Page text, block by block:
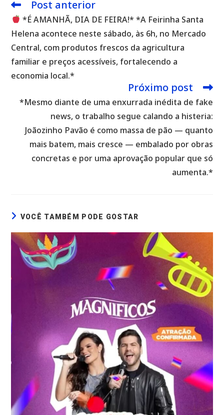
Leia
mais
artigos
Post anterior
*É AMANHÃ, DIA DE FEIRA!* *A Feirinha Santa
Helena acontece neste sábado, às 6h, no Mercado
Central, com produtos frescos da agricultura
familiar e preços acessíveis, fortalecendo a
economia local.*
Próximo post
*Mesmo diante de uma enxurrada inédita de fake
news, o trabalho segue calando a histeria:
Joãozinho Pavão é como massa de pão — quanto
mais batem, mais cresce — embalado por obras
concretas e por uma aprovação popular que só
aumenta.*
VOCÊ TAMBÉM PODE GOSTAR